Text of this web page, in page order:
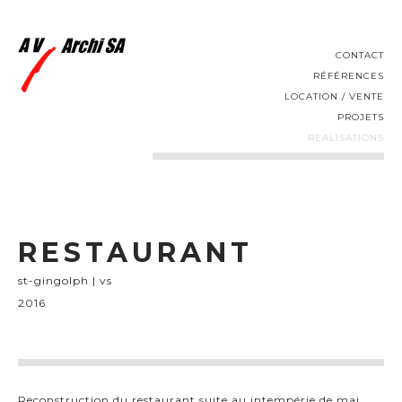
CONTACT
RÉFÉRENCES
LOCATION / VENTE
PROJETS
REALISATIONS
RESTAURANT
st-gingolph | vs
2016